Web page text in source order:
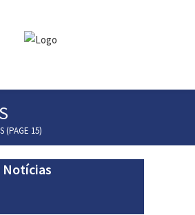
(PAGE 15)
Notícias